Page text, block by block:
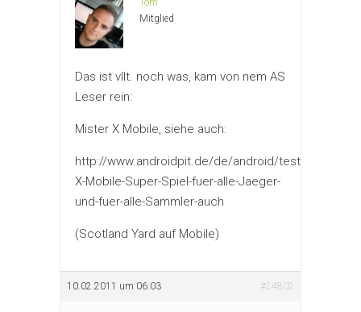
Mitglied
Das ist vllt. noch was, kam von nem AS
Leser rein:
Mister X Mobile, siehe auch:
http://www.androidpit.de/de/android/tests/test/
X-Mobile-Super-Spiel-fuer-alle-Jaeger-
und-fuer-alle-Sammler-auch
(Scotland Yard auf Mobile)
10.02.2011 um 06:03 #24802